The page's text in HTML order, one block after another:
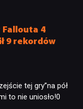
Fallouta 4
9 rekordów
tej gry”na pół
to nie uniosło!0